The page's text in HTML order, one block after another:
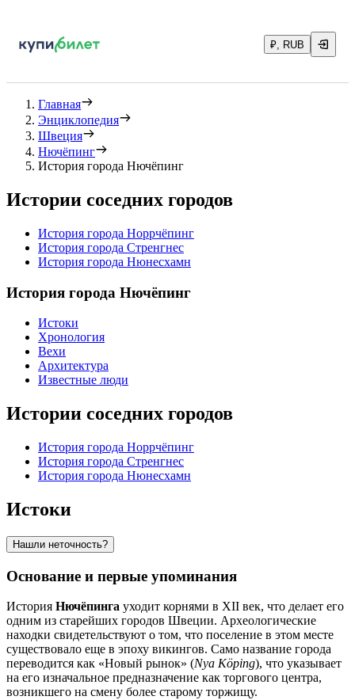
₽, RUB
Главная
Энциклопедия
Швеция
Нючёпинг
История города Нючёпинг
Истории соседних городов
История города Норрчёпинг
История города Стренгнес
История города Нюнесхамн
История города Нючёпинг
Истоки
Хронология
Вехи
Архитектура
Известные люди
Истории соседних городов
История города Норрчёпинг
История города Стренгнес
История города Нюнесхамн
Истоки
Нашли неточность?
Основание и первые упоминания
История Нючёпинга уходит корнями в XII век, что делает его
одним из старейших городов Швеции. Археологические
находки свидетельствуют о том, что поселение в этом месте
существовало еще в эпоху викингов. Само название города
переводится как «Новый рынок» (Nya Köping), что указывает
на его изначальное предназначение как торгового центра,
возникшего на смену более старому торжищу.